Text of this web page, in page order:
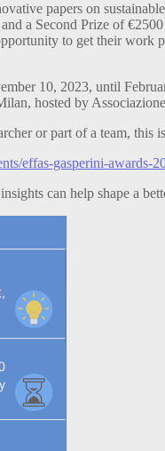
papers on
a Second Prize of
to get their work
10, 2023, until
hosted by
or part of a team, this
effas-gasperini-awards-
can help shape a